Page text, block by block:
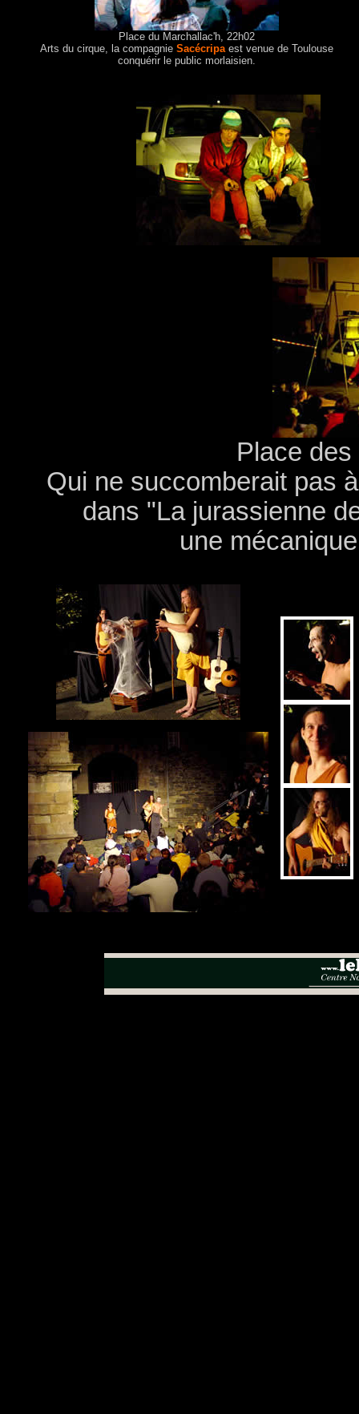
Place du Marchallac'h, 22h02
Arts du cirque, la compagnie Sacécripaest venue de Toulouse
conquérir le public morlaisien.
Place
Qui ne succomberait pas
dans "La jurassienne
une